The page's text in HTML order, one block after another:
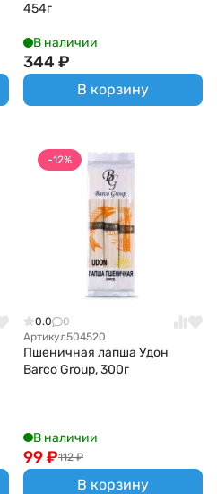
454г
В наличии
344₽
В корзину
-12%
0.0
0
Артикул504520
Пшеничная лапша Удон
Barco Group, 300г
В наличии
112 ₽
99₽
В корзину